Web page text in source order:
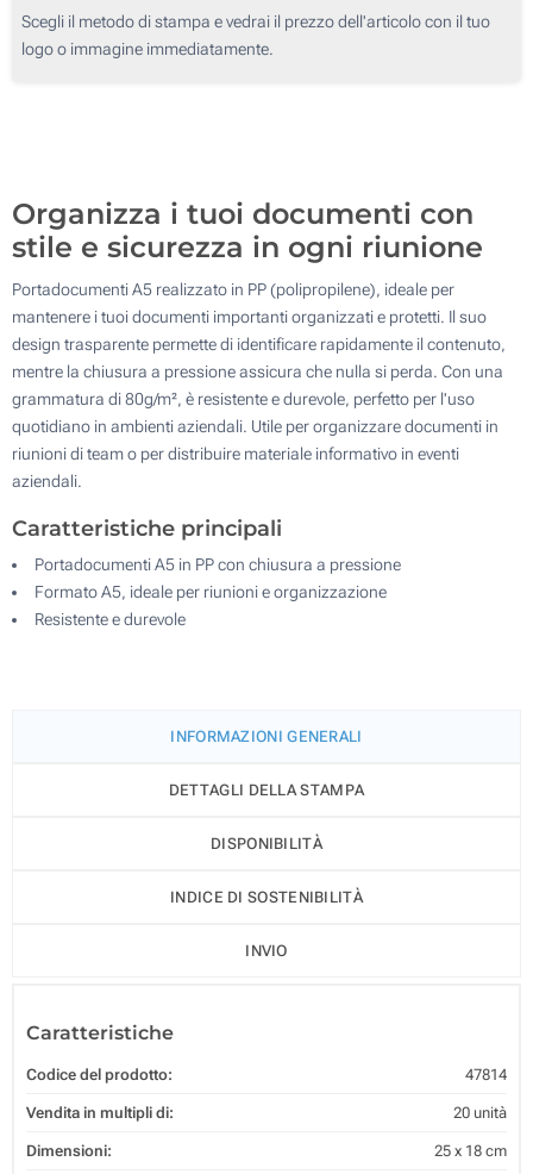
300
600
Scegli il metodo di stampa e vedrai il prezzo dell'articolo con il tuo
logo o immagine immediatamente.
Organizza i tuoi documenti con
stile e sicurezza in ogni riunione
Portadocumenti A5 realizzato in PP (polipropilene), ideale per
mantenere i tuoi documenti importanti organizzati e protetti. Il suo
design trasparente permette di identificare rapidamente il contenuto,
mentre la chiusura a pressione assicura che nulla si perda. Con una
grammatura di 80g/m², è resistente e durevole, perfetto per l'uso
quotidiano in ambienti aziendali. Utile per organizzare documenti in
riunioni di team o per distribuire materiale informativo in eventi
aziendali.
Caratteristiche principali
Portadocumenti A5 in PP con chiusura a pressione
Formato A5, ideale per riunioni e organizzazione
Resistente e durevole
INFORMAZIONI GENERALI
DETTAGLI DELLA STAMPA
DISPONIBILITÀ
INDICE DI SOSTENIBILITÀ
INVIO
Caratteristiche
Codice del prodotto: 47814
Vendita in multipli di: 20 unità
Dimensioni: 25 x 18 cm